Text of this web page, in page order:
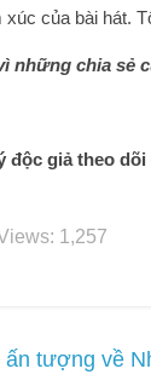
xúc của bài hát.
những chia sẻ
độc giả theo
1,257
ấn tượng về